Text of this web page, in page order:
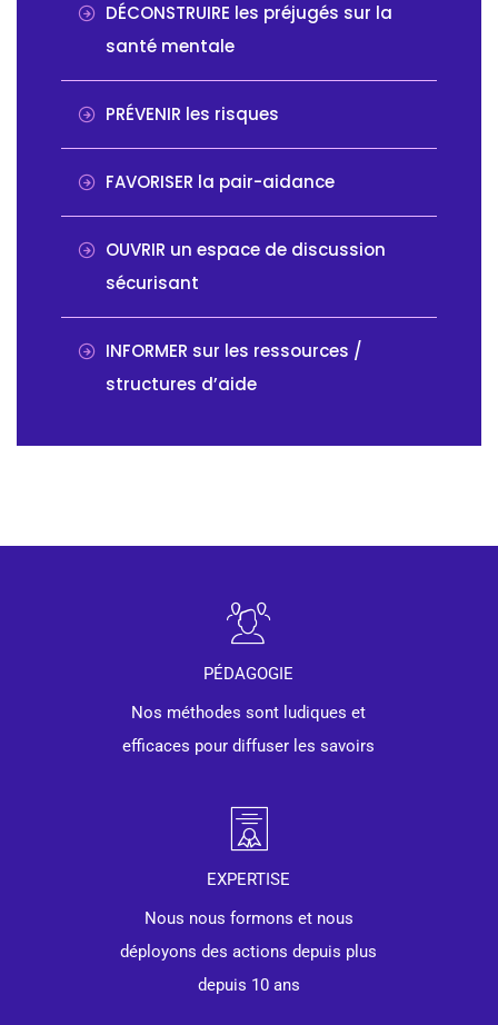
DÉCONSTRUIRE les préjugés sur la
santé mentale
PRÉVENIR les risques
FAVORISER la pair-aidance
OUVRIR un espace de discussion
sécurisant
INFORMER sur les ressources /
structures d’aide
PÉDAGOGIE
Nos méthodes sont ludiques et
efficaces pour diffuser les savoirs
EXPERTISE
Nous nous formons et nous
déployons des actions depuis plus
depuis 10 ans